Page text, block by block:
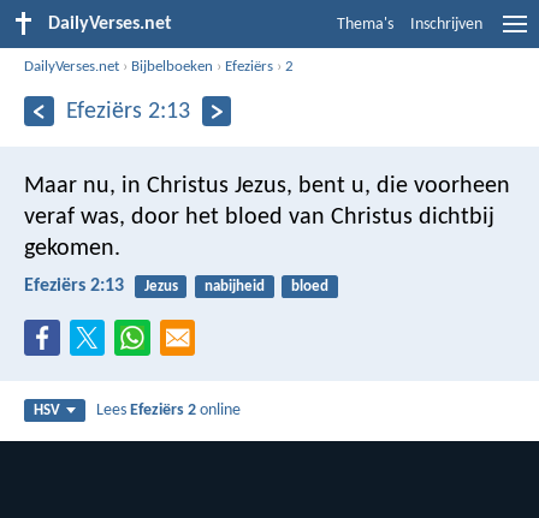
DailyVerses.net Thema's Inschrijven
DailyVerses.net › Bijbelboeken › Efeziërs ›2
Efeziërs 2:13
Maar nu, in Christus Jezus, bent u, die voorheen
veraf was, door het bloed van Christus dichtbij
gekomen.
Efeziërs 2:13 Jezus nabijheid bloed
HSV LeesEfeziërs 2 online